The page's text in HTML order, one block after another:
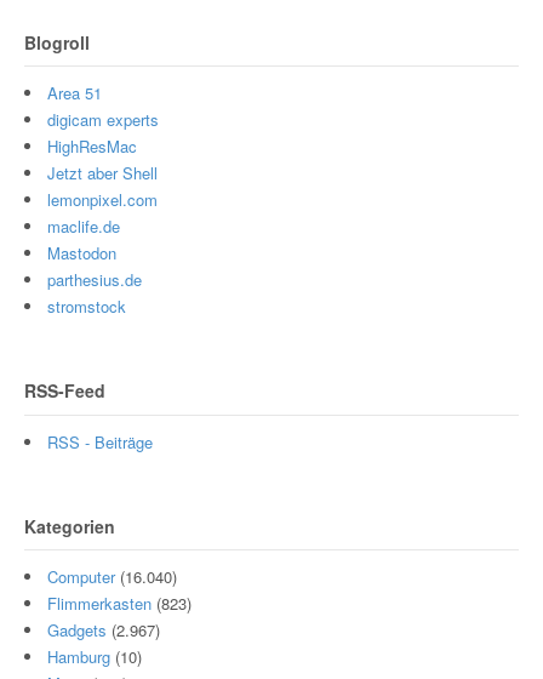
Blogroll
Area 51
digicam experts
HighResMac
Jetzt aber Shell
lemonpixel.com
maclife.de
Mastodon
parthesius.de
stromstock
RSS-Feed
RSS - Beiträge
Kategorien
Computer(16.040)
Flimmerkasten (823)
Gadgets (2.967)
Hamburg (10)